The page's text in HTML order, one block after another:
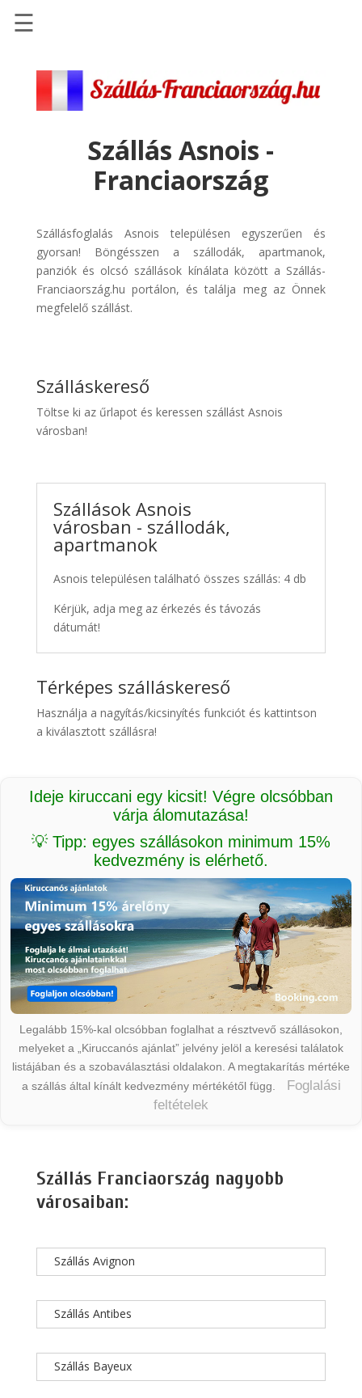
Szállások
Repülőjegy
pénzvisszatérítéssel
Discover
Cars
Transzfer
☰
Szállás Asnois -
Franciaország
Szállásfoglalás Asnois településen egyszerűen és
gyorsan! Böngésszen a szállodák, apartmanok,
panziók és olcsó szállások kínálata között a Szállás-
Franciaország.hu portálon, és találja meg az Önnek
megfelelő szállást.
Szálláskereső
Töltse ki az űrlapot és keressen szállást Asnois
városban!
Szállások Asnois
városban - szállodák,
apartmanok
Asnois településen található összes szállás: 4 db
Kérjük, adja meg az érkezés és távozás
dátumát!
Térképes szálláskereső
Használja a nagyítás/kicsinyítés funkciót és kattintson
a kiválasztott szállásra!
Ideje kiruccani egy kicsit! Végre olcsóbban
várja álomutazása!
💡 Tipp: egyes szállásokon minimum 15%
kedvezmény is elérhető.
Legalább 15%-kal olcsóbban foglalhat a résztvevő szállásokon,
melyeket a „Kiruccanós ajánlat” jelvény jelöl a keresési találatok
listájában és a szobaválasztási oldalakon. A megtakarítás mértéke
a szállás által kínált kedvezmény mértékétől függ.
Foglalási
feltételek
Szállás Franciaország nagyobb
városaiban:
Szállás Avignon
Szállás Antibes
Szállás Bayeux